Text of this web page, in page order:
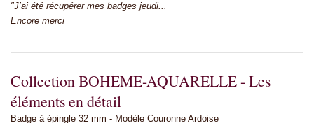
"J’ai été récupérer mes badges jeudi...
Encore merci
Collection BOHEME-AQUARELLE - Les
éléments en détail
Badge à épingle 32 mm - Modèle Couronne Ardoise